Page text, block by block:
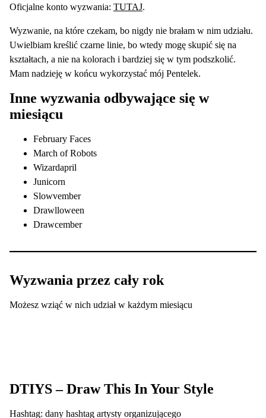
Oficjalne konto wyzwania: TUTAJ.
Wyzwanie, na które czekam, bo nigdy nie brałam w nim udziału.
Uwielbiam kreślić czarne linie, bo wtedy mogę skupić się na
kształtach, a nie na kolorach i bardziej się w tym podszkolić.
Mam nadzieję w końcu wykorzystać mój Pentelek.
Inne wyzwania odbywające się w
miesiącu
February Faces
March of Robots
Wizardapril
Junicorn
Slowvember
Drawlloween
Drawcember
Wyzwania przez cały rok
Możesz wziąć w nich udział w każdym miesiącu
DTIYS – Draw This In Your Style
Hashtag: dany hashtag artysty organizującego